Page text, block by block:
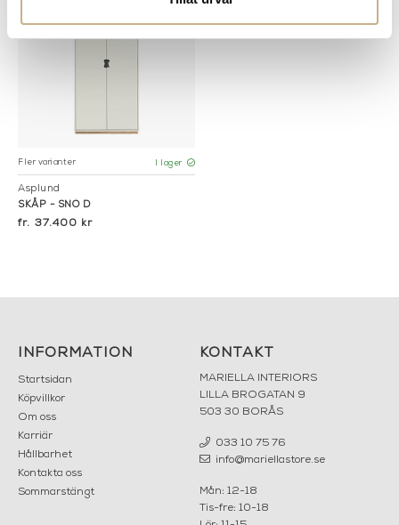
Fler varianter I lager
Asplund
SKÅP - SNÖ D
37.400 kr
INFORMATION
Startsidan
Köpvillkor
Om oss
Karriär
Hållbarhet
Kontakta oss
Sommarstängt
KONTAKT
MARIELLA INTERIORS
LILLA BROGATAN 9
503 30 BORÅS
033 10 75 76
info@mariellastore.se
Mån: 12-18
Tis-fre: 10-18